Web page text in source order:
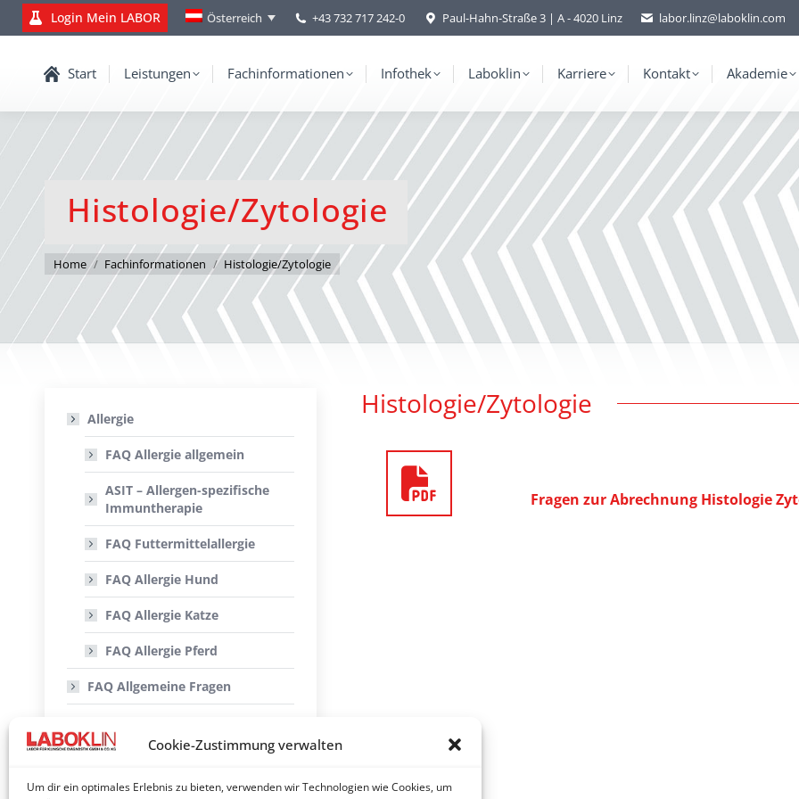
Cookie-Zustimmung verwalten
Um dir ein optimales Erlebnis zu bieten, verwenden wir Technologien wie Cookies, um
Login Mein LABOR Österreich +43 732 717 242-0 Paul-Hahn-Straße 3 | A - 4020 Linz labor.linz@laboklin.com
Start Leistungen Fachinformationen Infothek Laboklin Karriere Kontakt Akademie
Histologie/Zytologie
You are here:
Home Fachinformationen Histologie/Zytologie
Histologie/Zytologie
Fragen zur Abrechnung Histologie
Allergie
FAQ Allergie allgemein
ASIT – Allergen-spezifische
Immuntherapie
FAQ Futtermittelallergie
FAQ Allergie Hund
FAQ Allergie Katze
FAQ Allergie Pferd
FAQ Allgemeine Fragen
Infektionserregern mittels PCR